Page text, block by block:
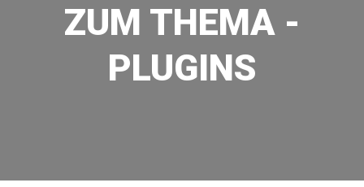
ZUM THEMA -
PLUGINS